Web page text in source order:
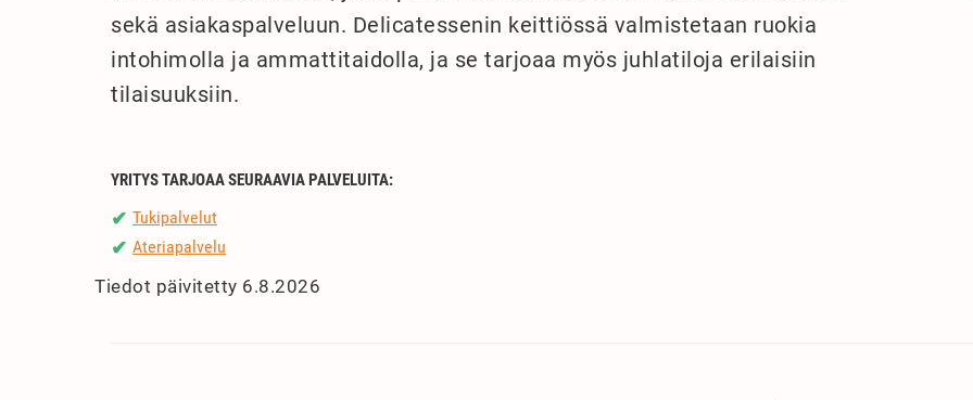
sekä asiakaspalveluun. Delicatessenin keittiössä valmistetaan ruokia
intohimolla ja ammattitaidolla, ja se tarjoaa myös juhlatiloja erilaisiin
tilaisuuksiin.
YRITYS TARJOAA SEURAAVIA PALVELUITA:
✔ Tukipalvelut
✔ Ateriapalvelu
Tiedot päivitetty 6.8.2026